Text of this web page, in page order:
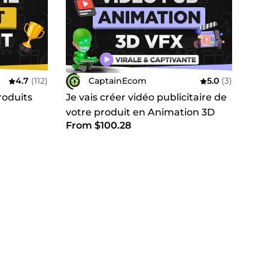
de 7 ans ; toute mon expérience sera mise à
le but d’optimiser le référencement naturel de
pratique mes différentes connaissances pour
4.7 (112) CaptainEcom 5.0 (3)
Je vais créer vidéo publicitaire de
votre produit en Animation 3D
From $100.28